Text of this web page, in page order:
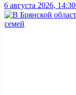
6 августа 2026, 14:30